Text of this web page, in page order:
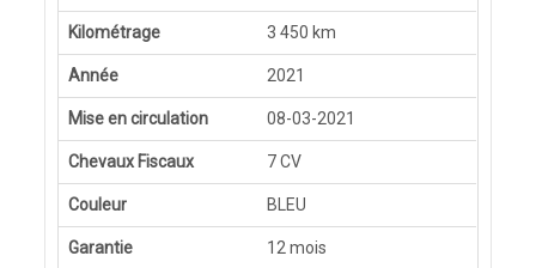
Kilométrage 3 450 km
Année 2021
Mise en circulation 08-03-2021
Chevaux Fiscaux 7 CV
Couleur BLEU
Garantie 12 mois